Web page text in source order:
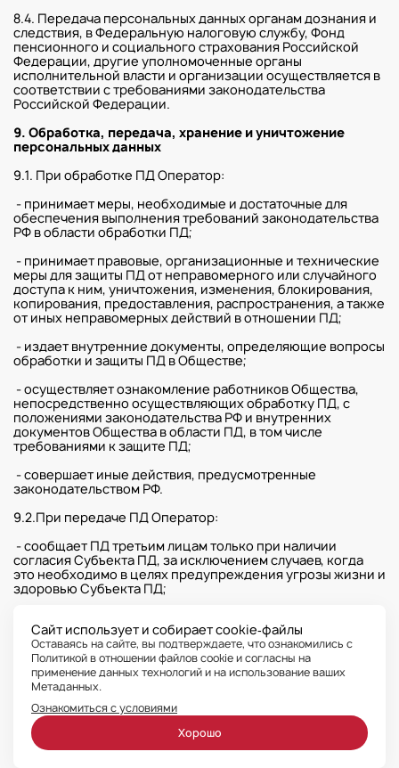
8.4. Передача персональных данных органам дознания и
следствия, в Федеральную налоговую службу, Фонд
пенсионного и социального страхования Российской
Федерации, другие уполномоченные органы
исполнительной власти и организации осуществляется в
соответствии с требованиями законодательства
Российской Федерации.
9. Обработка, передача, хранение и уничтожение
персональных данных
9.1. При обработке ПД Оператор:
- принимает меры, необходимые и достаточные для
обеспечения выполнения требований законодательства
РФ в области обработки ПД;
- принимает правовые, организационные и технические
меры для защиты ПД от неправомерного или случайного
доступа к ним, уничтожения, изменения, блокирования,
копирования, предоставления, распространения, а также
от иных неправомерных действий в отношении ПД;
- издает внутренние документы, определяющие вопросы
обработки и защиты ПД в Обществе;
- осуществляет ознакомление работников Общества,
непосредственно осуществляющих обработку ПД, с
положениями законодательства РФ и внутренних
документов Общества в области ПД, в том числе
требованиями к защите ПД;
- совершает иные действия, предусмотренные
законодательством РФ.
9.2.При передаче ПД Оператор:
- сообщает ПД третьим лицам только при наличии
согласия Субъекта ПД, за исключением случаев, когда
это необходимо в целях предупреждения угрозы жизни и
здоровью Субъекта ПД;
документом;
- разрешает доступ к ПД только специально
уполномоченным лицам, при этом такие лица должны
иметь право получать только те ПД, которые необходимы
для выполнения конкретной функции;
9.3. При хранении ПД:
Сайт использует и собирает cookie‑файлы
Оставаясь на сайте, вы подтверждаете, что ознакомились с
Политикой в отношении файлов cookie и согласны на
применение данных технологийи на использование ваших
Метаданных.
Ознакомиться с условиями
Хорошо